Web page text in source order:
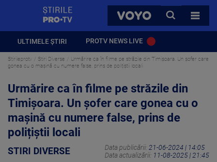
VOYO
CAUTA
TOATE
ULTIMELE ȘTIRI PROTV NEWS LIVE
Stirileprotv Stiri Diverse
Urmărire ca în filme pe străzile din Timișoara. Un șofer care
gonea cu o mașină cu numere false, prins de polițiștii locali
Urmărire ca în filme pe străzile din
Timișoara. Un șofer care gonea cu o
mașină cu numere false, prins de
polițiștii locali
STIRI DIVERSE Data publicării: 21-06-2024 | 14:05
Data actualizării: 11-08-2025 | 21:45